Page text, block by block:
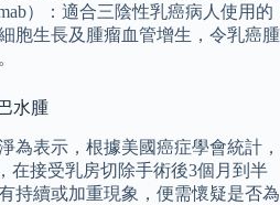
）：適合三陰性乳癌病人使用的
胞生長及腫瘤血管增生，令乳癌腫
水腫
為表示，根據美國癌症學會統計，
在接受乳房切除手術後3個月到半
持續或加重現象，便需懷疑是否為